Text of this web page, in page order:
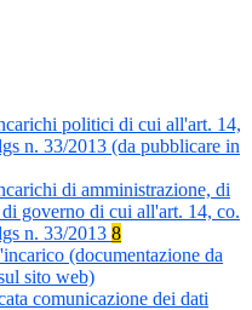
politici di cui all'art. 14,
n. 33/2013 (da pubblicare in
di amministrazione, di
governo di cui all'art. 14, co.
n. 33/2013 8
(documentazione da
sito web)
comunicazione dei dati